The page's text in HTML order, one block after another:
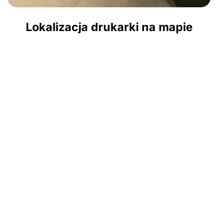
Lokalizacja drukarki na mapie